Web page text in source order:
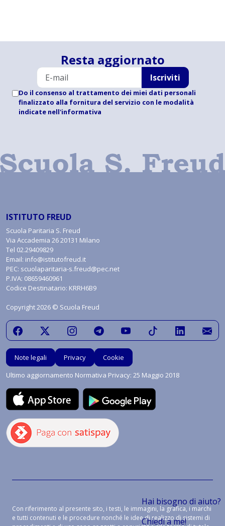
Hai bisogno di aiuto?
Chiedi a me!
Resta aggiornato
Iscriviti
Do il consenso al trattamento dei miei dati personali
finalizzato alla fornitura del servizio con le modalità
indicate nell'informativa
ISTITUTO FREUD
Scuola Paritaria S. Freud
Via Accademia 26 20131 Milano
Tel 02.29409829
Email: info@istitutofreud.it
PEC: scuolaparitaria-s.freud@pec.net
P.IVA: 08659460961
Codice Destinatario: KRRH6B9
Copyright 2026 © Scuola Freud
Note legali Privacy
Cookie
Ultimo aggiornamento Normativa Privacy: 25 Maggio 2018
Con riferimento al presente sito, i testi, le immagini, la grafica, i marchi
e tutti contenuti e le procedure nonché le idee di realizzo di sistemi di